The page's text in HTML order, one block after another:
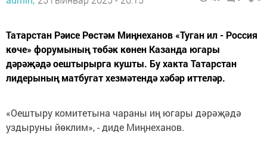
Татарстан Рәисе Рөстәм Миңнеханов «Туган ил - Россия
көче» форумының төбәк көнен Казанда югары
дәрәҗәдә оештырырга кушты. Бу хакта Татарстан
лидерының матбугат хезмәтендә хәбәр иттеләр.
«Оештыру комитетына чараны иң югары дәрәҗәдә
уздыруны йөклим», - диде Миңнеханов.